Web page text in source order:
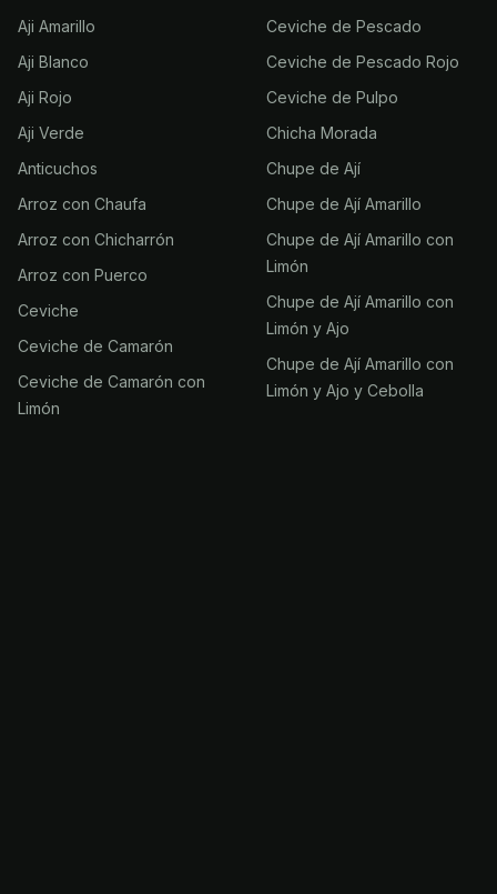
Aji Amarillo
Aji Blanco
Aji Rojo
Aji Verde
Anticuchos
Arroz con Chaufa
Arroz con Chicharrón
Arroz con Puerco
Ceviche
Ceviche de Camarón
Ceviche de Camarón con
Limón
Ceviche de Pescado
Ceviche de Pescado Rojo
Ceviche de Pulpo
Chicha Morada
Chupe de Ají
Chupe de Ají Amarillo
Chupe de Ají Amarillo con
Limón
Chupe de Ají Amarillo con
Limón y Ajo
Chupe de Ají Amarillo con
Limón y Ajo y Cebolla